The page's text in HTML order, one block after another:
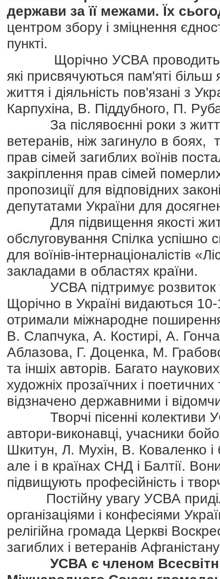
держави за її межами. Їх
центром збору і зміцнення
пункті.
Щорічно УСВА проводить
які присвячуються пам'яті більш
життя і діяльність пов'язані з
Карпухіна, В. Піддубного, П.
За післявоєнні роки з життя
ветеранів, ніж загинуло в
прав сімей загиблих воїнів
закріплення прав сімей
пропозиції для відповідних
депутатами України для
Для підвищення якості
обслуговування Спілка успішно
для воїнів-інтернаціоналістів
закладами в областях країни.
УСВА підтримує розвиток
Щорічно в Україні видаються
отримали міжнародне
В. Слапчука, А. Костирі, А.
Аблазова, Г. Доценка, М.
та іншіх авторів. Багато
художніх прозаїчних і
відзначено державними і
Творчі пісенні колективи
автори-виконавці, учасники
Шкитун, Л. Мухін, В. Коваленко і
але і в країнах СНД і Балтії.
підвищують професійність і
Постійну увагу УСВА
організаціями і конфесіями
релігійна громада Церкві
загиблих і ветеранів
УСВА є членом